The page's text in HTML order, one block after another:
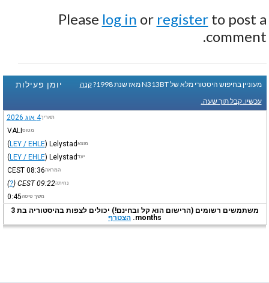
Please log in or registerto post a
comment.
יומן פעילות מעוניין בחיפוש היסטורי מלא של N313BT מאז שנת 1998?
קנה
עכשיו. קבל תוך שעה.
תאריך4 אוג 2026
מטוסVALI
מוצא Lelystad
(LEY / EHLE)
יעד Lelystad
(LEY / EHLE)
המראה08:36
CEST
נחיתה09:22
CEST
(
?
)
משך טיסה0:45
משתמשים רשומים (הרישום הוא קל ובחינם!) יכולים לצפות בהיסטוריה בת 3
months. הצטרף